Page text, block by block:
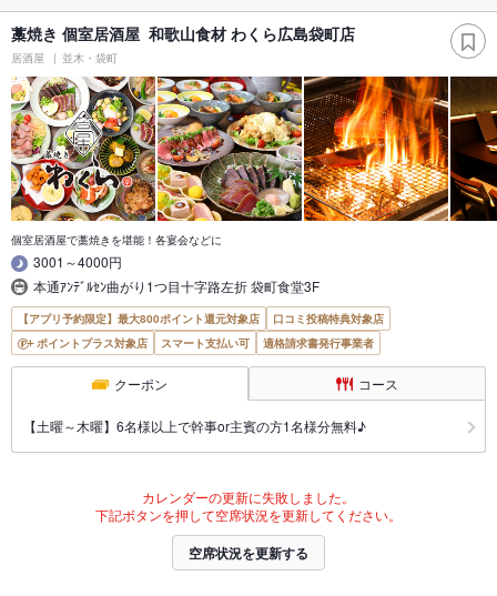
藁焼き 個室居酒屋 和歌山食材 わくら広島袋町店
居酒屋 並木・袋町
個室居酒屋で藁焼きを堪能！各宴会などに
3001～4000円
本通ｱﾝﾃﾞﾙｾﾝ曲がり1つ目十字路左折 袋町食堂3F
【アプリ予約限定】最大800ポイント還元対象店
口コミ投稿特典対象店
ポイントプラス対象店
スマート支払い可 適格請求書発行事業者
クーポン コース
【土曜～木曜】6名様以上で幹事or主賓の方1名様分無料♪
カレンダーの更新に失敗しました。
下記ボタンを押して空席状況を更新してください。
空席状況を更新する